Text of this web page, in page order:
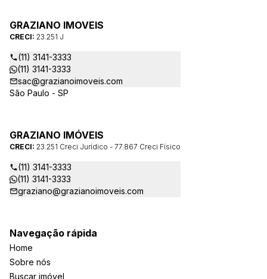
GRAZIANO IMOVEIS
CRECI: 23.251 J
(11) 3141-3333
(11) 3141-3333
sac@grazianoimoveis.com
São Paulo - SP
GRAZIANO IMÓVEIS
CRECI: 23.251 Creci Jurídico - 77.867 Creci Físico
(11) 3141-3333
(11) 3141-3333
graziano@grazianoimoveis.com
Navegação rápida
Home
Sobre nós
Buscar imóvel